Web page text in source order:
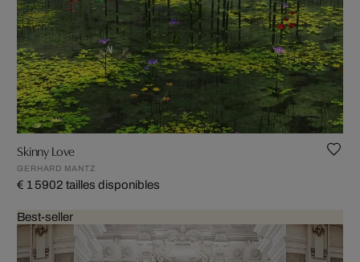
Skinny Love
GERHARD MANTZ
€ 1 5902 tailles disponibles
Best-seller